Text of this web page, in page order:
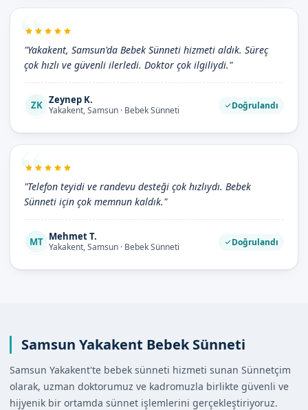
"Yakakent, Samsun'da Bebek Sünneti hizmeti aldık. Süreç
çok hızlı ve güvenli ilerledi. Doktor çok ilgiliydi."
ZK Zeynep K.
Yakakent, Samsun · Bebek Sünneti Doğrulandı
"Telefon teyidi ve randevu desteği çok hızlıydı. Bebek
Sünneti için çok memnun kaldık."
MT Mehmet T.
Yakakent, Samsun · Bebek Sünneti Doğrulandı
Samsun Yakakent Bebek Sünneti
Samsun Yakakent'te bebek sünneti hizmeti sunan Sünnetçim
olarak, uzman doktorumuz ve kadromuzla birlikte güvenli ve
hijyenik bir ortamda sünnet işlemlerini gerçekleştiriyoruz.